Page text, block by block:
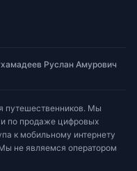
Руслан Амурович
путешественников. Мы
по продаже цифровых
к мобильному интернету
не являемся оператором